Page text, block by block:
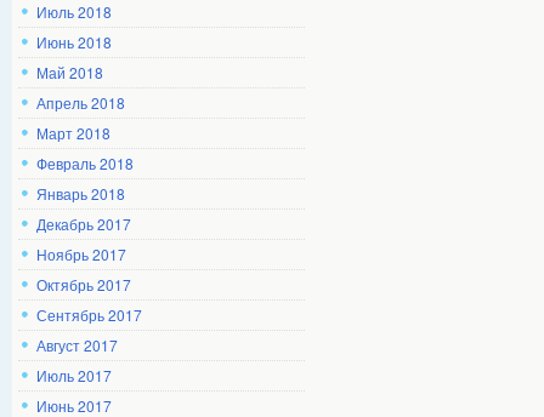
Июль 2018
Июнь 2018
Май 2018
Апрель 2018
Март 2018
Февраль 2018
Январь 2018
Декабрь 2017
Ноябрь 2017
Октябрь 2017
Сентябрь 2017
Август 2017
Июль 2017
Июнь 2017